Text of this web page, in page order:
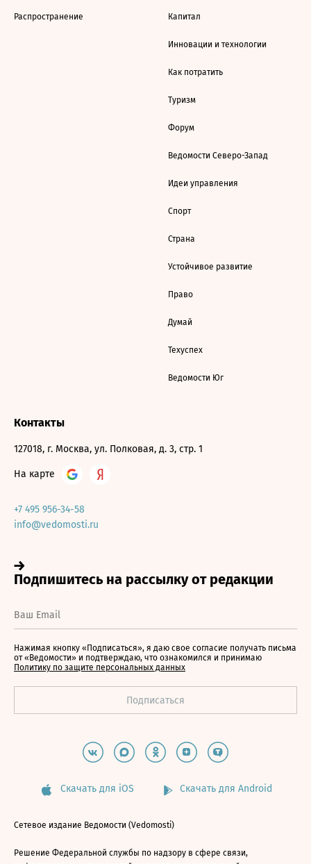
Распространение Капитал
Инновации и технологии
Как потратить
Туризм
Форум
Ведомости Северо-Запад
Идеи управления
Спорт
Страна
Устойчивое развитие
Право
Думай
Техуспех
Ведомости Юг
Контакты
127018, г. Москва, ул. Полковая, д. 3, стр. 1
На карте
+7 495 956-34-58
info@vedomosti.ru
Нажимая кнопку «Подписаться», я даю свое согласие получать письма
от «Ведомости» и подтверждаю, что ознакомился и принимаю
Политику по защите персональных данных
Скачать для iOS Скачать для Android
Сетевое издание Ведомости (Vedomosti)
Решение Федеральной службы по надзору в сфере связи,